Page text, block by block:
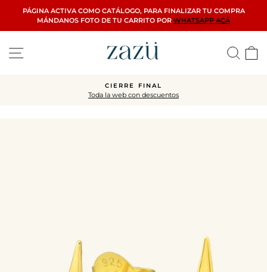
directamente
al
PÁGINA ACTIVA COMO CATÁLOGO, PARA FINALIZAR TU COMPRA
MÁNDANOS FOTO DE TU CARRITO POR WHATSAPP ACÁ
diapositivas
CIERRE FINAL
Toda la web con descuentos